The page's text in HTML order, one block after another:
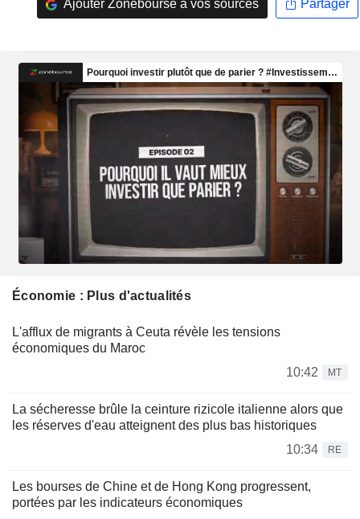
Ajouter Zonebourse à vos sources Partager
Économie : Plus d'actualités
L'afflux de migrants à Ceuta révèle les tensions
économiques du Maroc
10:42
MT
La sécheresse brûle la ceinture rizicole italienne alors que
les réserves d'eau atteignent des plus bas historiques
10:34
RE
Les bourses de Chine et de Hong Kong progressent,
portées par les indicateurs économiques